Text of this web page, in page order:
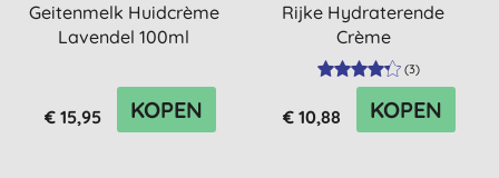
Geitenmelk Huidcrème
Lavendel 100ml
€ 15,95 KOPEN
Rijke Hydraterende
Crème
(3)
€ 10,88 KOPEN